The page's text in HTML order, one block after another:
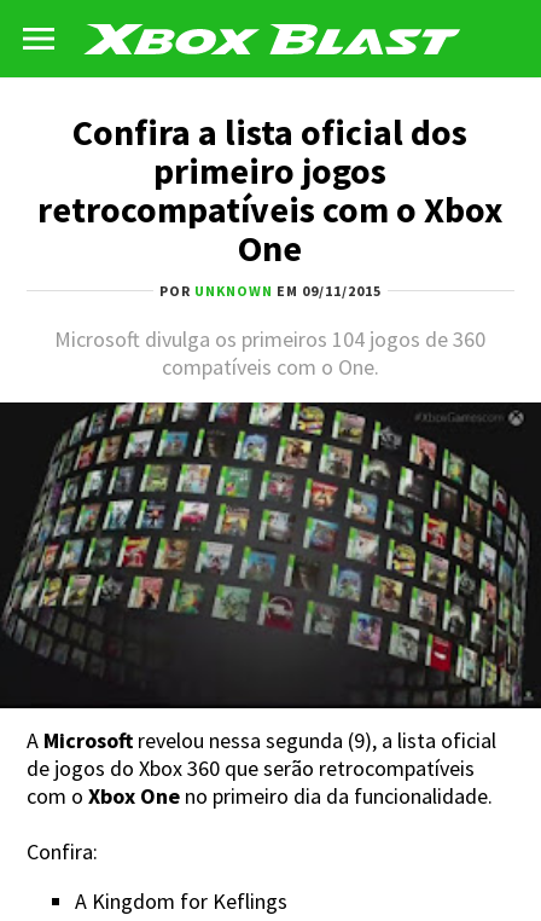
Confira a lista oficial dos
primeiro jogos
retrocompatíveis com o Xbox
One
POR UNKNOWN EM 09/11/2015
Microsoft divulga os primeiros 104 jogos de 360
compatíveis com o One.
A Microsoft revelou nessa segunda (9), a lista oficial
de jogos do Xbox 360 que serão retrocompatíveis
com o Xbox One no primeiro dia da funcionalidade.
Confira:
A Kingdom for Keflings